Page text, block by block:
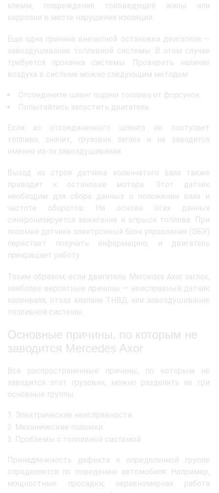
клемм, повреждения токоведущей жилы или
коррозии в месте нарушения изоляции.
Еще одна причина внезапной остановки двигателя —
завоздушивание топливной системы. В этом случае
требуется прокачка системы. Проверить наличие
воздуха в системе можно следующим методом:
Отсоедините шланг подачи топлива от форсунок.
Попытайтесь запустить двигатель.
Если из отсоединенного шланга не поступает
топливо, значит, грузовик заглох и не заводится
именно из-за завоздушивания.
Выход из строя датчика коленчатого вала также
приводит к остановке мотора. Этот датчик
необходим для сбора данных о положении вала и
частоте оборотов. На основе этих данных
синхронизируется зажигание и впрыск топлива. При
поломке датчика электронный блок управления (ЭБУ)
перестает получать информацию, и двигатель
прекращает работу.
Таким образом, если двигатель Mercedes Axor заглох,
наиболее вероятные причины — неисправный датчик
коленвала, отказ клапана ТНВД или завоздушивание
топливной системы.
Основные причины, по которым не
заводится Mercedes Axor
Все распространенные причины, по которым не
заводится этот грузовик, можно разделить на три
основные группы:
Электрические неисправности.
Механические поломки.
Проблемы с топливной системой.
Принадлежность дефекта к определенной группе
определяется по поведению автомобиля. Например,
мощностные просадки, неравномерная работа